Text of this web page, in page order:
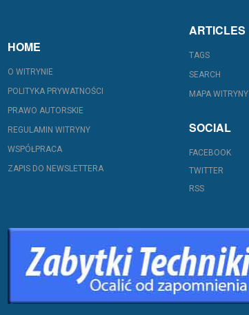
HOME
O WITRYNIE
POLITYKA PRYWATNOŚCI
PRAWO AUTORSKIE
REGULAMIN WITRYNY
WSPÓŁPRACA
ZAPIS DO NEWSLETTERA
ARTICLES
TAGS
SEARCH
MAPA WITRYNY
SOCIAL
FACEBOOK
TWITTER
RSS